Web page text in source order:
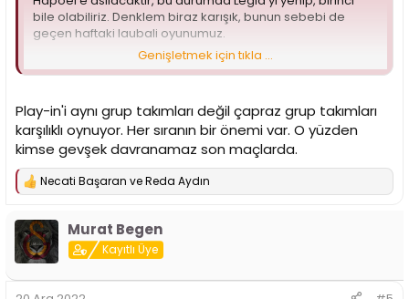
bile olabiliriz. Denklem biraz karışık, bunun sebebi de
geçen haftaki laubali oyunumuz.
Bu maçın benim için önemi ise; takımımı hayatımda 2.kez
gitmiştim, yarın da benim ayarladığım 9 kişilik Türk,
yabancı karışık bir ekiple armayı destekleyeceğiz. Türk
Erasmus tayfayı da düşününce,güzel bir deplasman
tribünü olabilir. Rakip tribün ise; Avrupa’nın en ateşli
tribünlerinden birisi. Hayrola, şen ola
Genişletmek için tıkla ...
Play-in'i aynı grup takımları değil çapraz grup takımları
karşılıklı oynuyor. Her sıranın bir önemi var. O yüzden
kimse gevşek davranamaz son maçlarda.
T
p
k
i
l
Necati Başaran veReda Aydın
Murat Begen
Kayıtlı Üye